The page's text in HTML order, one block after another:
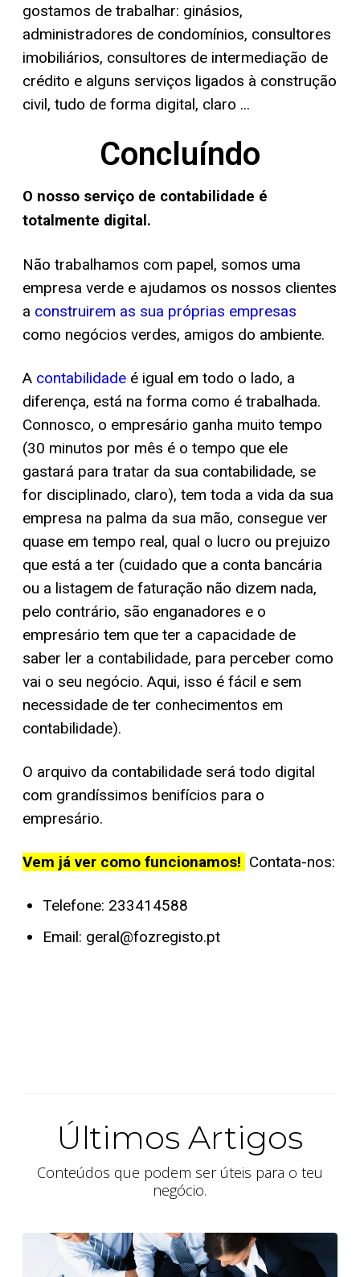
gostamos de trabalhar: ginásios,
administradores de condomínios, consultores
imobiliários, consultores de intermediação de
crédito e alguns serviços ligados à construção
civil, tudo de forma digital, claro ...
Concluíndo
O nosso serviço de contabilidade é
totalmente digital.
Não trabalhamos com papel, somos uma
empresa verde e ajudamos os nossos clientes
a construirem as sua próprias empresas
como negócios verdes, amigos do ambiente.
A contabilidade é igual em todo o lado, a
diferença, está na forma como é trabalhada.
Connosco, o empresário ganha muito tempo
(30 minutos por mês é o tempo que ele
gastará para tratar da sua contabilidade, se
for disciplinado, claro), tem toda a vida da sua
empresa na palma da sua mão, consegue ver
quase em tempo real, qual o lucro ou prejuizo
que está a ter (cuidado que a conta bancária
ou a listagem de faturação não dizem nada,
pelo contrário, são enganadores e o
empresário tem que ter a capacidade de
saber ler a contabilidade, para perceber como
vai o seu negócio. Aqui, isso é fácil e sem
necessidade de ter conhecimentos em
contabilidade).
O arquivo da contabilidade será todo digital
com grandíssimos benifícios para o
empresário.
Vem já ver como funcionamos! Contata-nos:
Telefone: 233414588
Email: geral@fozregisto.pt
Últimos Artigos
Conteúdos que podem ser úteis para o teu
negócio.